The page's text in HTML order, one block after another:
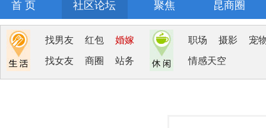
首 页 社区论坛 聚焦 昆商圈
找男友 红包 婚嫁
找女友 商圈 站务
职场 摄影 宠
情感天空